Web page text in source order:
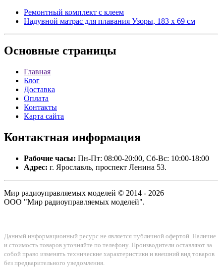
Ремонтный комплект с клеем
Надувной матрас для плавания Узоры, 183 х 69 см
Основные страницы
Главная
Блог
Доставка
Оплата
Контакты
Карта сайта
Контактная информация
Рабочие часы: Пн-Пт: 08:00-20:00, Сб-Вс: 10:00-18:00
Адрес: г. Ярославль, проспект Ленина 53.
Мир радиоуправляемых моделей © 2014 - 2026
ООО "Мир радиоуправляемых моделей".
Данный информационный ресурс не является публичной офертой. Наличие
и стоимость товаров уточняйте по телефону. Производители оставляют за
собой право изменять технические характеристики и внешний вид товаров
без предварительного уведомления.